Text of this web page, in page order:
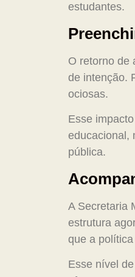
estudantes.
O retorno de
de intenção.
ociosas.
Esse
educacional,
pública.
A Secretaria
estrutura
que a
Esse nível